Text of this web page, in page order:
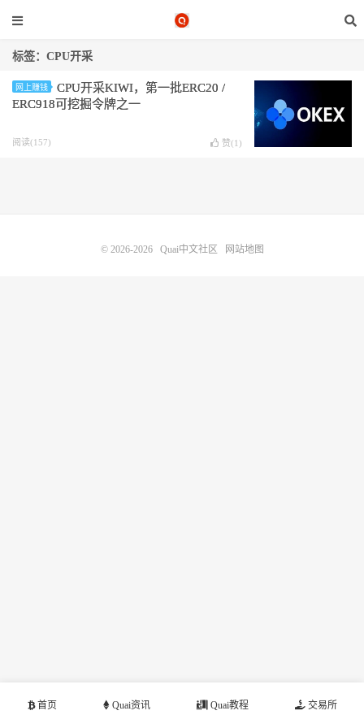
标签：CPU开采
网上赚钱
CPU开采KIWI，第一批ERC20 /
ERC918可挖掘令牌之一
阅读(157) 赞(1 )
首页 Quai资讯 Quai教程 交易所
© 2026-2026 Quai中文社区 网站地图